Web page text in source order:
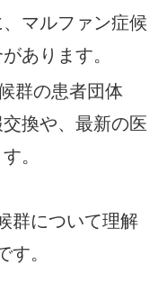
マルファン症候
あります。
群の患者団体
換や、最新の医
。
群について理解
す。